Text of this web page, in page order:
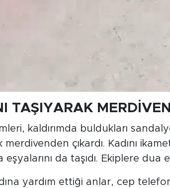
TAŞIYARAK
kaldırımda buldukları
merdivenden çıkardı. Kadını
eşyalarını da taşıdı. Ekiplere dua
yardım ettiği anlar, cep